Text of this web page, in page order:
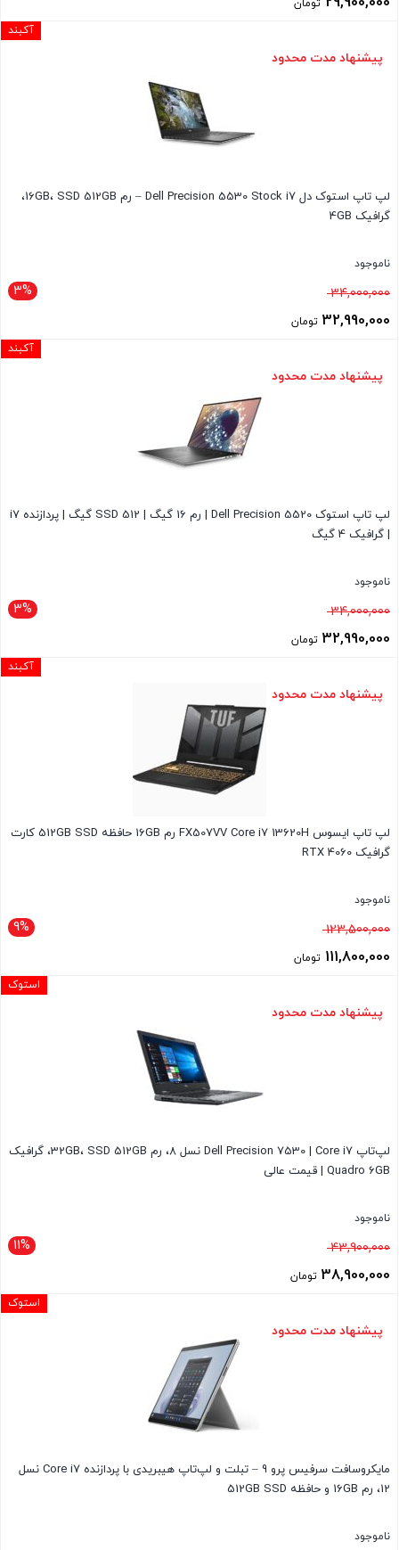
تومان
فعلی
پیشنهاد مدت محدود
لپ تاپ استوک دل Dell Precision 5530 Stock i7 – رم 16GB، SSD 512GB،
گرافیک 4GB
ناموجود
3% 34,000,000قیمت
اصلی32,990,000 تومان
فعلی
آکبند
پیشنهاد مدت محدود
لپ تاپ استوک Dell Precision 5520 | رم 16 گیگ | SSD 512 گیگ | پردازنده i7
| گرافیک 4 گیگ
ناموجود
3% 34,000,000قیمت
اصلی32,990,000 تومان
فعلی
آکبند
پیشنهاد مدت محدود
لپ تاپ ایسوس FX507VV Core i7 13620H رم 16GB حافظه 512GB SSD کارت
گرافیک RTX 4060
ناموجود
9% 123,500,000قیمت
اصلی 111,800,000 تومان
فعلی
آکبند
پیشنهاد مدت محدود
لپ‌تاپ Dell Precision 7530 | Core i7 نسل 8، رم 32GB، SSD 512GB، گرافیک
Quadro 6GB | قیمت عالی
ناموجود
11% 43,900,000قیمت
اصلی38,900,000 تومان
فعلی
استوک
پیشنهاد مدت محدود
مایکروسافت سرفیس پرو 9 – تبلت و لپ‌تاپ هیبریدی با پردازنده Core i7 نسل
12، رم 16GB و حافظه 512GB SSD
ناموجود
استوک